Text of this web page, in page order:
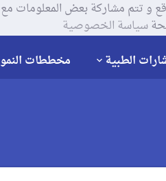
سياسة الخصوصية
الطبية مخططات النمو